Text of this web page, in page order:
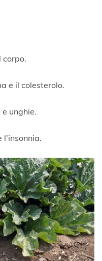
corpo.
e il colesterolo.
unghie.